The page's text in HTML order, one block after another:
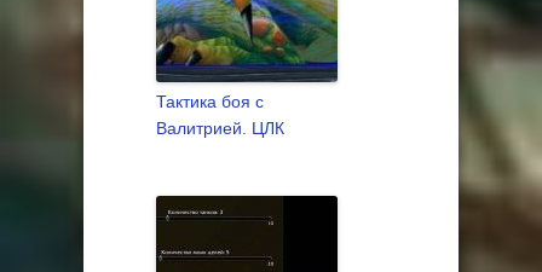
Тактика боя с
Валитрией. ЦЛК